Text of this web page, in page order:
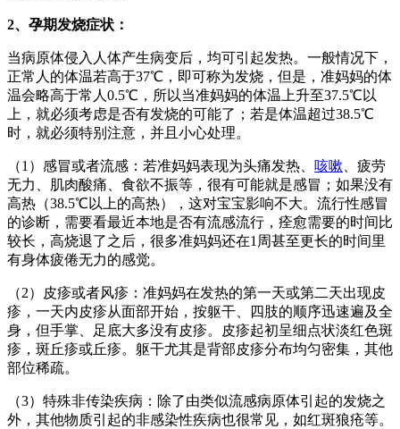
2、孕期发烧症状：
当病原体侵入人体产生病变后，均可引起发热。一般情况下，
正常人的体温若高于37℃，即可称为发烧，但是，准妈妈的体
温会略高于常人0.5℃，所以当准妈妈的体温上升至37.5℃以
上，就必须考虑是否有发烧的可能了；若是体温超过38.5℃
时，就必须特别注意，并且小心处理。
（1）感冒或者流感：若准妈妈表现为头痛发热、 咳嗽 、疲劳
无力、肌肉酸痛、食欲不振等，很有可能就是感冒；如果没有
高热（38.5℃以上的高热），这对宝宝影响不大。流行性感冒
的诊断，需要看最近本地是否有流感流行，痊愈需要的时间比
较长，高烧退了之后，很多准妈妈还在1周甚至更长的时间里
有身体疲倦无力的感觉。
（2）皮疹或者风疹：准妈妈在发热的第一天或第二天出现皮
疹，一天内皮疹从面部开始，按躯干、四肢的顺序迅速遍及全
身，但手掌、足底大多没有皮疹。皮疹起初呈细点状淡红色斑
疹，斑丘疹或丘疹。躯干尤其是背部皮疹分布均匀密集，其他
部位稀疏。
（3）特殊非传染疾病：除了由类似流感病原体引起的发烧之
外，其他物质引起的非感染性疾病也很常见，如红斑狼疮等。